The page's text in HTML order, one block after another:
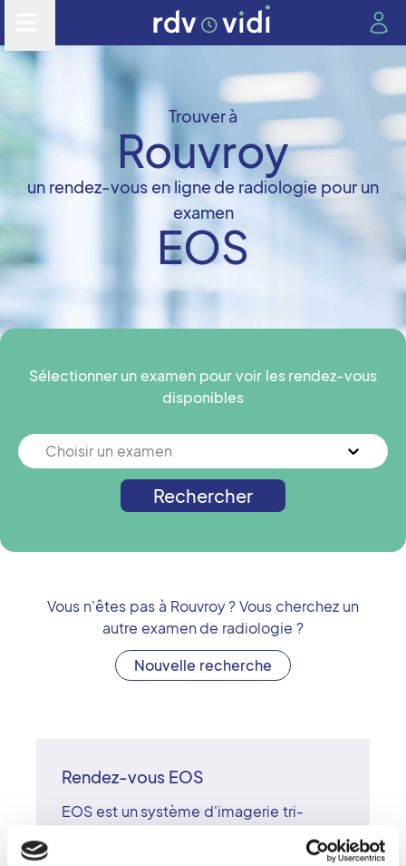
Trouver à
Rouvroy
un rendez-vous en ligne de radiologie pour un
examen
EOS
Sélectionner un examen pour voir les rendez-vous
disponibles
Choisir un examen
Rechercher
Vous n'êtes pas à Rouvroy? Vous cherchez un
autre examen de radiologie ?
Nouvelle recherche
Rendez-vous EOS
EOS est un système d'imagerie tri-
au rayonnement (quatre à dix fois moins